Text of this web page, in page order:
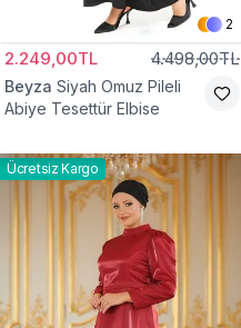
2
2.249,00TL 4.498,00TL
Beyza Siyah Omuz Pileli
Abiye Tesettür Elbise
Ücretsiz Kargo